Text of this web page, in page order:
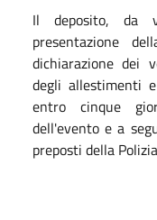
Il deposito, da
presentazione
dichiarazione dei
degli allestimenti
entro cinque
dell'evento e a
preposti della